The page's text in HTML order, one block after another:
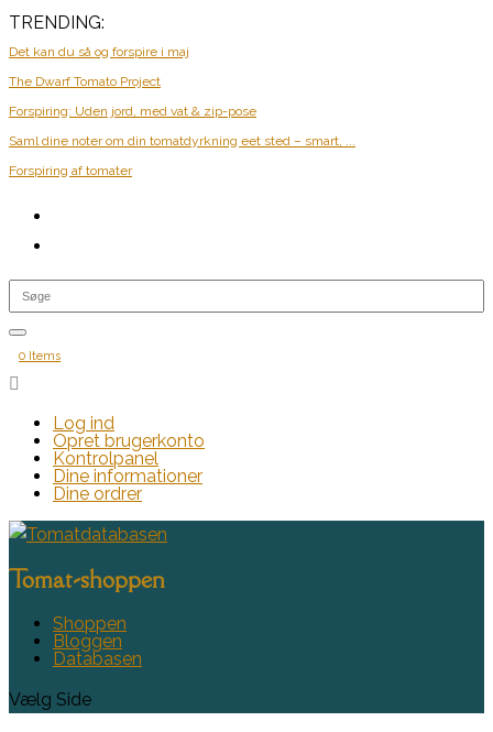
TRENDING:
Det kan du så og forspire i maj
The Dwarf Tomato Project
Forspiring: Uden jord, med vat & zip-pose
Saml dine noter om din tomatdyrkning eet sted – smart, ...
Forspiring af tomater
0 Items

Log ind
Opret brugerkonto
Kontrolpanel
Dine informationer
Dine ordrer
Tomat-shoppen
Shoppen
Bloggen
Databasen
Vælg Side